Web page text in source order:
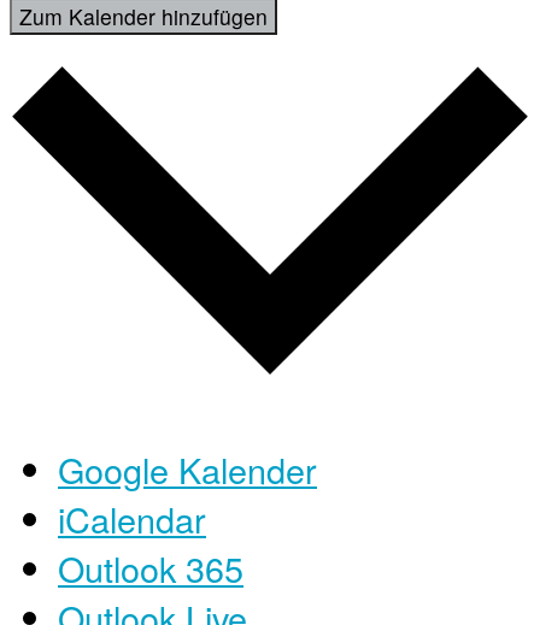
Zum Kalender hinzufügen
Google Kalender
iCalendar
Outlook 365